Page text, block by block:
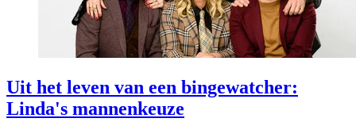
Uit het leven van een bingewatcher:
Linda's mannenkeuze